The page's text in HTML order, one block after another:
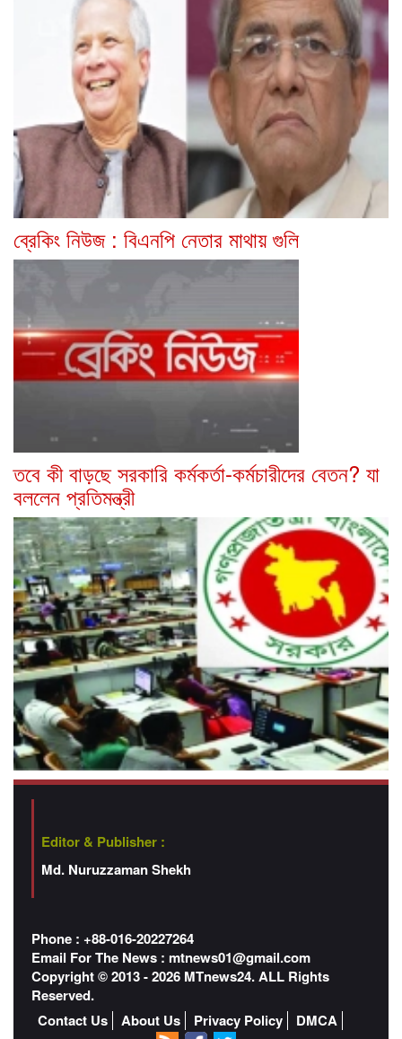
ব্রেকিং নিউজ : বিএনপি নেতার মাথায় গুলি
তবে কী বাড়ছে সরকারি কর্মকর্তা-কর্মচারীদের বেতন? যা
বললেন প্রতিমন্ত্রী
Editor & Publisher :
Md. Nuruzzaman Shekh
Phone : +88-016-20227264
Email For The News : mtnews01@gmail.com
Copyright © 2013 - 2026 MTnews24. ALL Rights
Reserved.
Contact Us
About Us Privacy Policy DMCA